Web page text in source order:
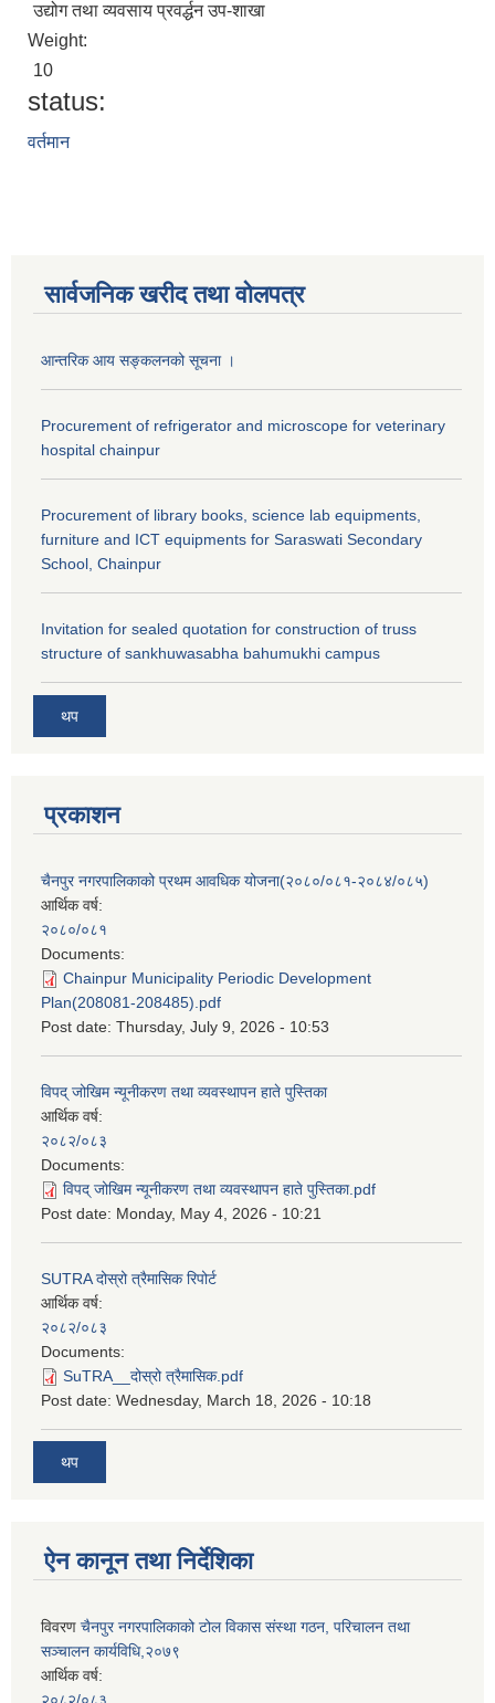
उद्योग तथा व्यवसाय प्रवर्द्धन उप-शाखा
Weight:
10
status:
वर्तमान
सार्वजनिक खरीद तथा वाेलपत्र
आन्तरिक आय सङ्कलनको सूचना ।
Procurement of refrigerator and microscope for veterinary
hospital chainpur
Procurement of library books, science lab equipments,
furniture and ICT equipments for Saraswati Secondary
School, Chainpur
Invitation for sealed quotation for construction of truss
structure of sankhuwasabha bahumukhi campus
थप
प्रकाशन
चैनपुर नगरपालिकाको प्रथम आवधिक योजना(२०८०/०८१-२०८४/०८५)
आर्थिक वर्ष:
२०८०/०८१
Documents:
Chainpur Municipality Periodic Development
Plan(208081-208485).pdf
Post date: Thursday, July 9, 2026 - 10:53
विपद् जोखिम न्यूनीकरण तथा व्यवस्थापन हाते पुस्तिका
आर्थिक वर्ष:
२०८२/०८३
Documents:
विपद् जोखिम न्यूनीकरण तथा व्यवस्थापन हाते पुस्तिका.pdf
Post date: Monday, May 4, 2026 - 10:21
SUTRA दोस्रो त्रैमासिक रिपोर्ट
आर्थिक वर्ष:
२०८२/०८३
Documents:
SuTRA__दोस्रो त्रैमासिक.pdf
Post date: Wednesday, March 18, 2026 - 10:18
थप
ऐन कानून तथा निर्देशिका
विवरण चैनपुर नगरपालिकाको टोल विकास संस्था गठन, परिचालन तथा
सञ्चालन कार्यविधि,२०७९
आर्थिक वर्ष: